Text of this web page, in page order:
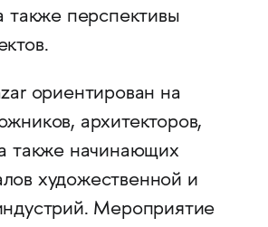
также перспективы
ориентирован на
архитекторов,
также начинающих
художественной и
Мероприятие